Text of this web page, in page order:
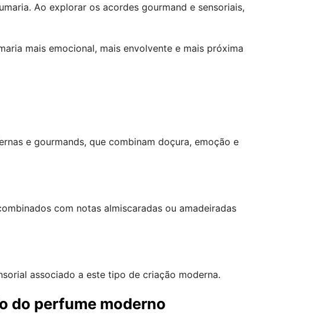
Ao explorar os acordes gourmand e sensoriais,
mais emocional, mais envolvente e mais próxima
e gourmands, que combinam doçura, emoção e
com notas almiscaradas ou amadeiradas
associado a este tipo de criação moderna.
do perfume moderno